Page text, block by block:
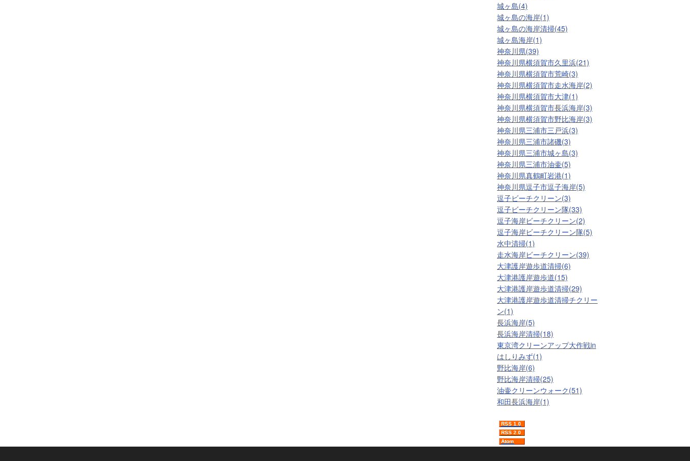
城ヶ島(4)
城ヶ島の海岸(1)
城ヶ島の海岸清掃(45)
城ヶ島海岸(1)
神奈川県(39)
神奈川県横須賀市久里浜(21)
神奈川県横須賀市荒崎(3)
神奈川県横須賀市走水海岸(2)
神奈川県横須賀市大津(1)
神奈川県横須賀市長浜海岸(3)
神奈川県横須賀市野比海岸(3)
神奈川県三浦市三戸浜(3)
神奈川県三浦市諸磯(3)
神奈川県三浦市城ヶ島(3)
神奈川県三浦市油壷(5)
神奈川県真鶴町岩港(1)
神奈川県逗子市逗子海岸(5)
逗子ビーチクリーン(3)
逗子ビーチクリーン隊(33)
逗子海岸ビーチクリーン(2)
逗子海岸ビーチクリーン隊(5)
水中清掃(1)
走水海岸ビーチクリーン(39)
大津護岸遊歩道清掃(6)
大津港護岸遊歩道(15)
大津港護岸遊歩道清掃(29)
大津港護岸遊歩道清掃チクリー
ン(1)
長浜海岸(5)
長浜海岸清掃(18)
東京湾クリーンアップ大作戦in
はしりみず(1)
野比海岸(6)
野比海岸清掃(25)
油壷クリーンウォーク(51)
和田長浜海岸(1)
RSS 1.0
RSS 2.0
Atom